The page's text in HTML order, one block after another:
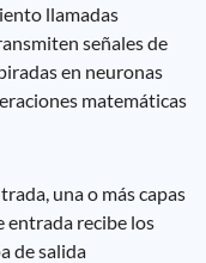
llamadas
señales de
en neuronas
matemáticas
una o más capas
entrada recibe los
de salida